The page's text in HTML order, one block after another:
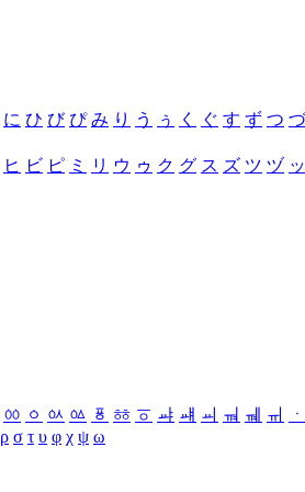
に ひ び ぴ み り う ぅ く ぐ す ず つ づ
ヒ ビ ピ ミ リ ウ ゥ ク グ ス ズ ツ ヅ ッ
ㆀ ㆁ ㆂ ㆃ ㆄ ㆅ ㆆ ㆇ ㆈ ㆉ ㆊ ㆋ ㆌ ㆍ
ρ σ τ υ φ χ ψ ω